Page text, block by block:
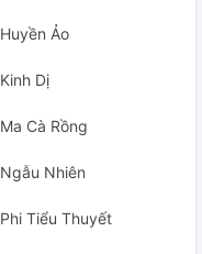
Huyền Ảo
Kinh Dị
Ma Cà Rồng
Ngẫu Nhiên
Phi Tiểu Thuyết